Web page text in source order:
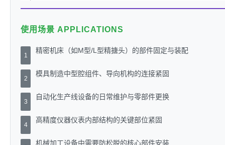
使用场景 APPLICATIONS
1
精密机床（如M型/L型精搪头）的部件固定与装配
2
模具制造中型腔组件、导向机构的连接紧固
3
自动化生产线设备的日常维护与零部件更换
4
高精度仪器仪表内部结构的关键部位紧固
机械加工设备中需要防松脱的核心部件安装